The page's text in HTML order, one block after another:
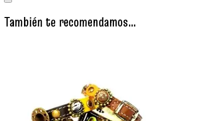
También te recomendamos…